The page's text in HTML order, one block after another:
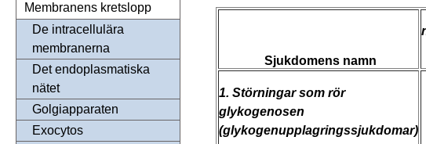
Membranens kretslopp
De intracellulära
membranerna
Det endoplasmatiska
nätet
Golgiapparaten
Exocytos
Sjukdomens namn
1. Störningar som rör
glykogenosen
(glykogenupplagringssjukdomar)